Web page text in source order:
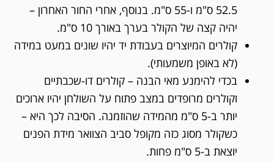
52.5 ס"מ ו-55 ס"מ. בנוסף, אחרי החור האחרון –
יהיה קצה של הקולר בערך באורך 10 ס"מ.
קולרים המיוצרים בעבודת יד יהיו שונים במעט במידה
(לא באופן משמעותי).
בכדי להימנע מאי הבנה – קולרים דו-שכבתיים
וקולרים מרופדים במצב פתוח על השולחן יהיו ארוכים
יותר ב-5 ס"מ מהמידה שהוזמנה. הסיבה לכך היא –
כשקולר מסוג כזה מקופל סביב הצוואר מידת הפנים
יוצאת ב-5 ס"מ פחות.